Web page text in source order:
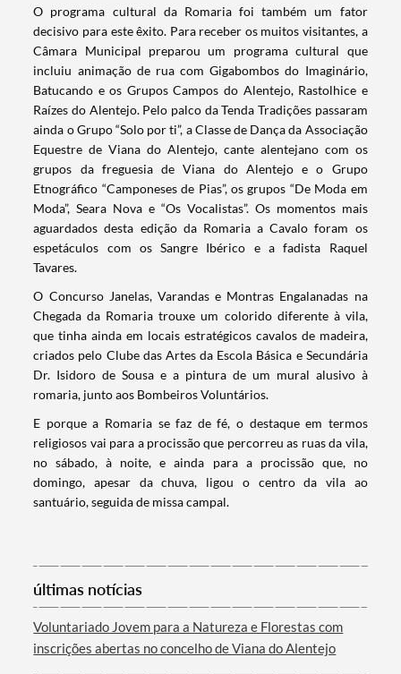
Termo de Pesquisa
Categorias gerais
Filtros
O programa cultural da Romaria foi também um fator
decisivo para este êxito. Para receber os muitos visitantes, a
Câmara Municipal preparou um programa cultural que
incluiu animação de rua com Gigabombos do Imaginário,
Batucando e os Grupos Campos do Alentejo, Rastolhice e
Raízes do Alentejo. Pelo palco da Tenda Tradições passaram
ainda o Grupo “Solo por ti”, a Classe de Dança da Associação
Equestre de Viana do Alentejo, cante alentejano com os
grupos da freguesia de Viana do Alentejo e o Grupo
Etnográfico “Camponeses de Pias”, os grupos “De Moda em
Moda”, Seara Nova e “Os Vocalistas”. Os momentos mais
aguardados desta edição da Romaria a Cavalo foram os
espetáculos com os Sangre Ibérico e a fadista Raquel
Tavares.
O Concurso Janelas, Varandas e Montras Engalanadas na
Chegada da Romaria trouxe um colorido diferente à vila,
que tinha ainda em locais estratégicos cavalos de madeira,
criados pelo Clube das Artes da Escola Básica e Secundária
Dr. Isidoro de Sousa e a pintura de um mural alusivo à
romaria, junto aos Bombeiros Voluntários.
E porque a Romaria se faz de fé, o destaque em termos
religiosos vai para a procissão que percorreu as ruas da vila,
no sábado, à noite, e ainda para a procissão que, no
domingo, apesar da chuva, ligou o centro da vila ao
santuário, seguida de missa campal.
últimas notícias
Voluntariado Jovem para a Natureza e Florestas com
inscrições abertas no concelho de Viana do Alentejo